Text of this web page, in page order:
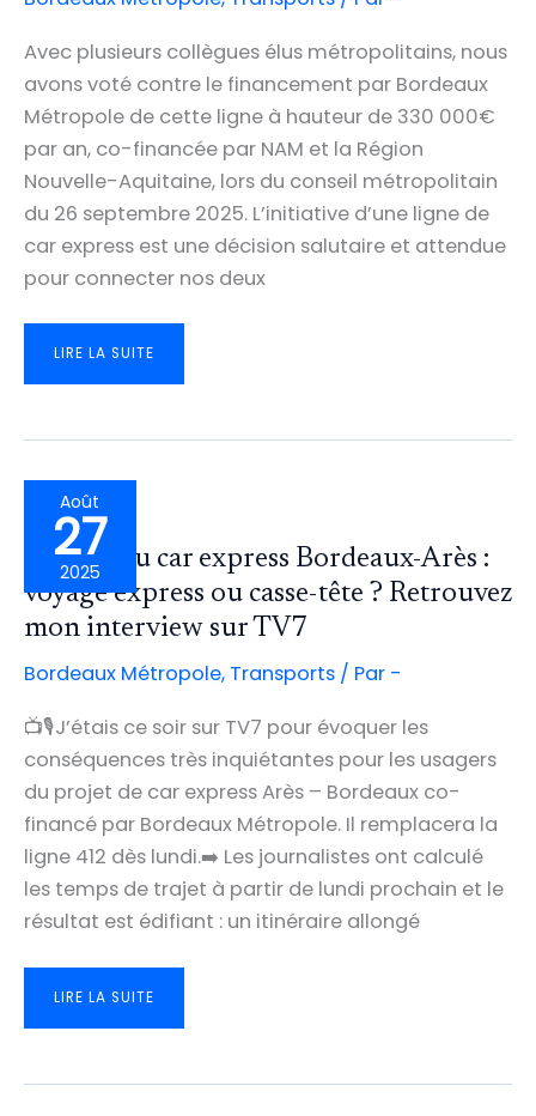
Avec plusieurs collègues élus métropolitains, nous
avons voté contre le financement par Bordeaux
Métropole de cette ligne à hauteur de 330 000€
par an, co-financée par NAM et la Région
Nouvelle-Aquitaine, lors du conseil métropolitain
du 26 septembre 2025. L’initiative d’une ligne de
car express est une décision salutaire et attendue
pour connecter nos deux
CAR
PROPOSITIONS
FIN
AU
DÉSASTRE
!
LIRE LA SUITE
Août
27
2025
Du 412 au car express Bordeaux-Arès :
voyage express ou casse-tête ? Retrouvez
mon interview sur TV7
Bordeaux Métropole, Transports / Par -
📺🎙️J’étais ce soir sur TV7 pour évoquer les
conséquences très inquiétantes pour les usagers
du projet de car express Arès – Bordeaux co-
financé par Bordeaux Métropole. Il remplacera la
ligne 412 dès lundi.➡️ Les journalistes ont calculé
les temps de trajet à partir de lundi prochain et le
résultat est édifiant : un itinéraire allongé
DU
:
LIRE LA SUITE